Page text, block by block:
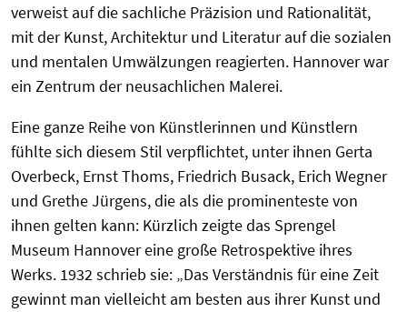
verweist auf die sachliche Präzision und Rationalität,
mit der Kunst, Architektur und Literatur auf die sozialen
und mentalen Umwälzungen reagierten. Hannover war
ein Zentrum der neusachlichen Malerei.
Eine ganze Reihe von Künstlerinnen und Künstlern
fühlte sich diesem Stil verpflichtet, unter ihnen Gerta
Overbeck, Ernst Thoms, Friedrich Busack, Erich Wegner
und Grethe Jürgens, die als die prominenteste von
ihnen gelten kann: Kürzlich zeigte das Sprengel
Museum Hannover eine große Retrospektive ihres
Werks. 1932 schrieb sie: „Das Verständnis für eine Zeit
gewinnt man vielleicht am besten aus ihrer Kunst und